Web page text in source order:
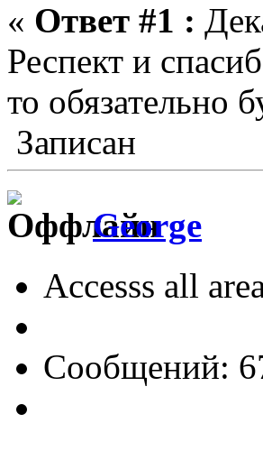
« Ответ #1 :
Респект и
то обязательно
Записан
George
Accesss all
Сообщений: